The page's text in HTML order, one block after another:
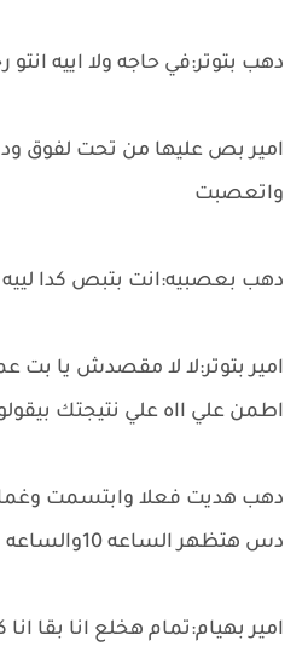
دهب بتوتر:في حاجه ولا اييه انتو
امير بص عليها من تحت لفوق
واتعصبت
دهب بعصبيه:انت بتبص كدا لييه
امير بتوتر:لا لا مقصدش يا بت
اطمن علي ااه علي نتيجتك
دهب هديت فعلا وابتسمت
دس هتظهر الساعه 10والساعه لسا 8
امير بهيام:تمام هخلع انا بقا